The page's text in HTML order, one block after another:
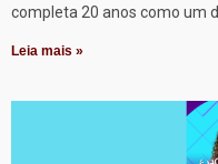
completa 20 anos como um
Leia mais »